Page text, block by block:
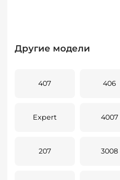
Другие модели
407 406
Expert 4007
207 3008